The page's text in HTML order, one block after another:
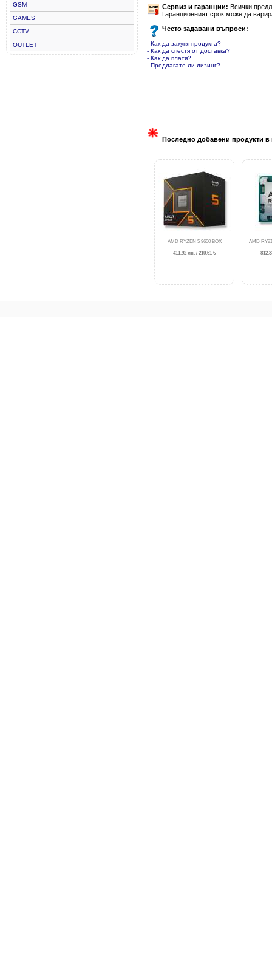
GSM
GAMES
CCTV
OUTLET
Сервиз и гаранции: Всички
Гаранционният срок може да
Често задавани въпроси:
- Как да закупя продукта?
- Как да спестя от доставка?
- Как да платя?
- Предлагате ли лизинг?
Последно добавени продукти в
AMD RYZEN 5 9600 BOX
411.92 лв. / 210.61 €
AMD